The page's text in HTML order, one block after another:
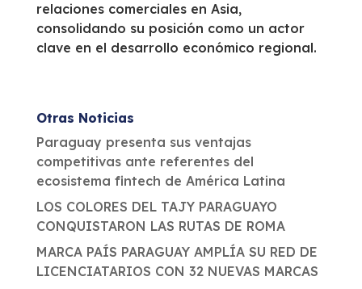
relaciones comerciales en Asia,
consolidando su posición como un actor
clave en el desarrollo económico regional.
Otras Noticias
Paraguay presenta sus ventajas
competitivas ante referentes del
ecosistema fintech de América Latina
LOS COLORES DEL TAJY PARAGUAYO
CONQUISTARON LAS RUTAS DE ROMA
MARCA PAÍS PARAGUAY AMPLÍA SU RED DE
LICENCIATARIOS CON 32 NUEVAS MARCAS